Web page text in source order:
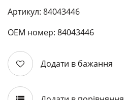
Артикул: 84043446
ОЕМ номер: 84043446
Додати в бажання